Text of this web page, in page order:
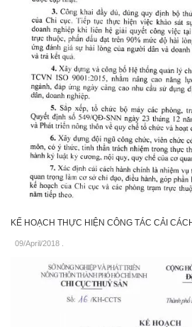
KẾ HOẠCH THỰC HIỆN CÔNG TÁC CẢI
09/April/2018